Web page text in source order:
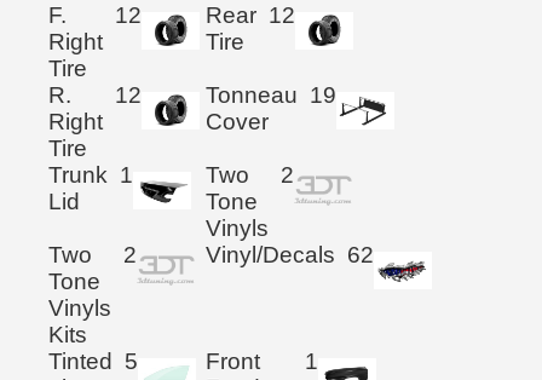
F.
Right
Tire
12
Rear
Tire
12
R.
Right
Tire
12
Tonneau
Cover
19
Trunk
Lid
1
Two
Tone
Vinyls
2
Two
Tone
Vinyls
Kits
2 Vinyl/Decals 62
Tinted 5
Front
1